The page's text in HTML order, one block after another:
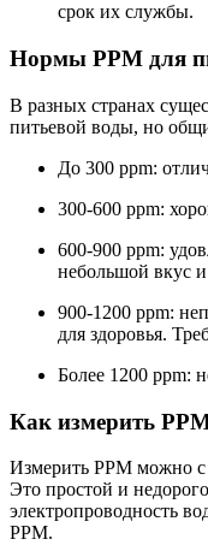
срок их службы.
Нормы PPM для
В разных странах
питьевой воды, но
До 300 ppm:
300-600 ppm:
600-900 ppm:
небольшой вкус и
900-1200 ppm:
для здоровья.
Более 1200 ppm:
Как измерить
Измерить PPM можно
Это простой и
электропроводность
PPM.